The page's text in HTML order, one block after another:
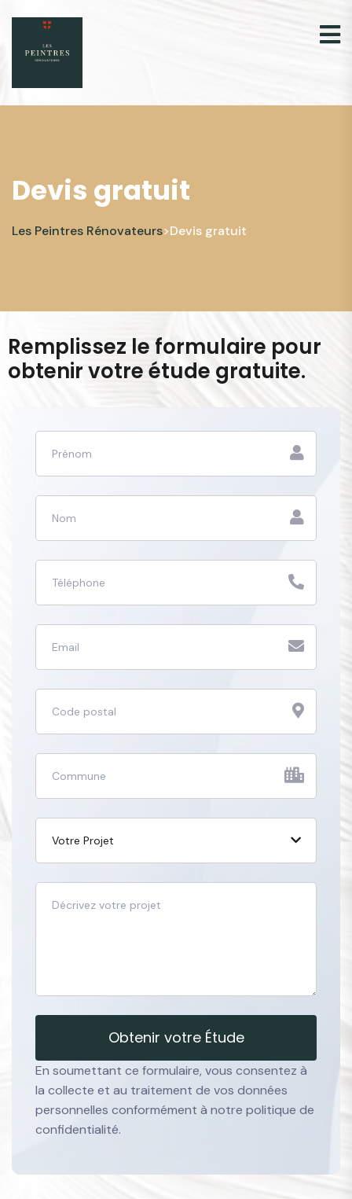
Devis gratuit
Les Peintres Rénovateurs>Devis gratuit
Remplissez le formulaire pour
obtenir votre étude gratuite.
En soumettant ce formulaire, vous consentez à
la collecte et au traitement de vos données
personnelles conformément à notre politique de
confidentialité.